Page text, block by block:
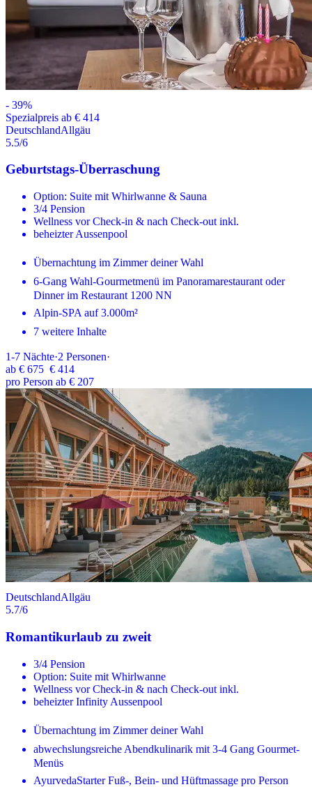
- 39%
Spezialpreis ab € 414
DeutschlandAllgäu
5.5/6
Geburtstags-Überraschung
Option: Suite mit Whirlwanne & Sauna
3/4 Pension
Wellness vor Check-in & nach Check-out inkl.
beheizter Aussenpool
Übernachtung im Zimmer deiner Wahl
6-Gang Wahl-Gourmetmenü im Panoramarestaurant oder
Dinner im Restaurant 1200 NN
Alpin-SPA auf 3.000m²
7 weitere Inhalte
1-7 Nächte·2 Personen·
ab € 675 € 414
pro Person ab € 207
DeutschlandAllgäu
5.7/6
Romantikurlaub zu zweit
3/4 Pension
Option: Suite mit Whirlwanne
Wellness vor Check-in & nach Check-out inkl.
beheizter Infinity Aussenpool
Übernachtung im Zimmer deiner Wahl
abwechslungsreiche Abendkulinarik mit 3-4 Gang Gourmet-
Menüs
AyurvedaStarter Fuß-, Bein- und Hüftmassage pro Person